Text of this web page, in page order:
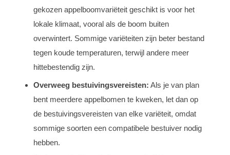
gekozen appelboomvariëteit geschikt is voor het
lokale klimaat, vooral als de boom buiten
overwintert. Sommige variëteiten zijn beter bestand
tegen koude temperaturen, terwijl andere meer
hittebestendig zijn.
Overweeg bestuivingsvereisten: Als je van plan
bent meerdere appelbomen te kweken, let dan op
de bestuivingsvereisten van elke variëteit, omdat
sommige soorten een compatibele bestuiver nodig
hebben.